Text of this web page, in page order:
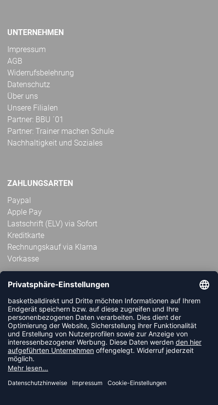
UNTERNEHMEN
Impressum
AGB
Widerrufsbelehrung
Datenschutz
Über uns
Unsere Filialen
Partner: BBU ´01
Partner: Trainer machen Schule
Nachhaltigkeit und Soziales
ZAHLUNGSARTEN
Paypal
Apple Pay
Lastschrift (ELV) via Sofort
Kreditkarte
Rechnungskauf via Klarna
Vorkasse
ABONNIERE JETZT DEN KOSTENLOSEN
HANDBALLDIREKT-NEWSLETTER UND VERPASSE KEINE
NEUIGKEIT ODER AKTION MEHR.
JETZT ANMELDEN